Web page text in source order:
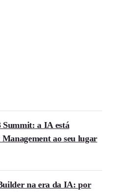
Summit: a IA está
ao seu lugar
na era da IA: por